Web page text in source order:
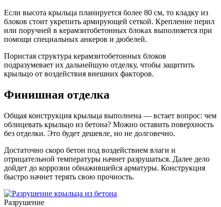
Если высота крыльца планируется более 80 см, то кладку из
блоков стоит укрепить армирующей сеткой. Крепление перил
или поручней в керамзитобетонных блоках выполняется при
помощи специальных анкеров и дюбелей.
Пористая структура керамзитобетонных блоков
подразумевает их дальнейшую отделку, чтобы защитить
крыльцо от воздействия внешних факторов.
Финишная отделка
Общая конструкция крыльца выполнена — встает вопрос: чем
облицевать крыльцо из бетона? Можно оставить поверхность
без отделки. Это будет дешевле, но не долговечно.
Достаточно скоро бетон под воздействием влаги и
отрицательной температуры начнет разрушаться. Далее дело
дойдет до коррозии обнажившейся арматуры. Конструкция
быстро начнет терять свою прочность.
Разрушение